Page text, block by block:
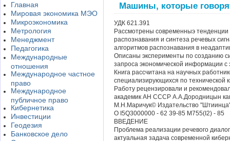
Главная
Мировая экономика МЭО
Микроэкономика
Метрология
Менеджмент
Педагогика
Международные
отношения
Международное частное
право
Международное
публичное право
Кибернетика
Инвестиции
Геодезия
Банковское дело
Машины, которые
УДК 621.391
Рассмотрены современныэ тенденции
распознавания и синтеза речевых
алгоритмов распознавания в
Описаны эксперименты по созданию
запроса экономической информации с
Книга рассчитана на научных
специализирующихся по технической
Работу рецензировали и
академик АН СССР А.А.Дородницын
М.Н.Маричук© Издательство
О I5Q3000000 - 62 39-85 M755(I2) - 85
ВВЕДЕНИЕ
Проблема реализации речевого
актуальная задача современной